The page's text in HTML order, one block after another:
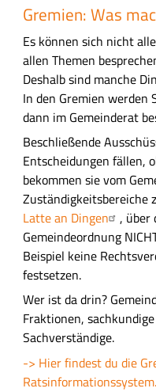
R
I
S
i
n
s
i
n
e
r
v
o
l
l
e
n
P
r
a
Gremien: Was
Es können sich nicht
allen Themen
Deshalb sind manche
In den Gremien werden
dann im Gemeinderat
Beschließende
Entscheidungen fällen,
bekommen sie vom
Zuständigkeitsbereiche
Latte an Dingen
, über
Gemeindeordnung
Beispiel keine
festsetzen.
Wer ist da drin?
Fraktionen,
Sachverständige.
-> Hier findest du die
Ratsinformationssystem.